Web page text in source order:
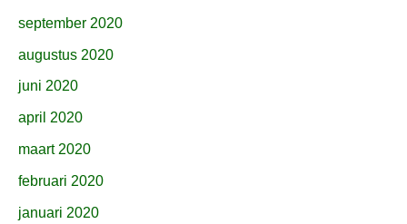
september 2020
augustus 2020
juni 2020
april 2020
maart 2020
februari 2020
januari 2020